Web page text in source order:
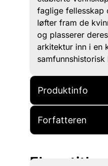
faglige fellesskap
løfter fram de
og plasserer
arkitektur inn i en
samfunnshistorisk
Produktinfo
Forfatteren